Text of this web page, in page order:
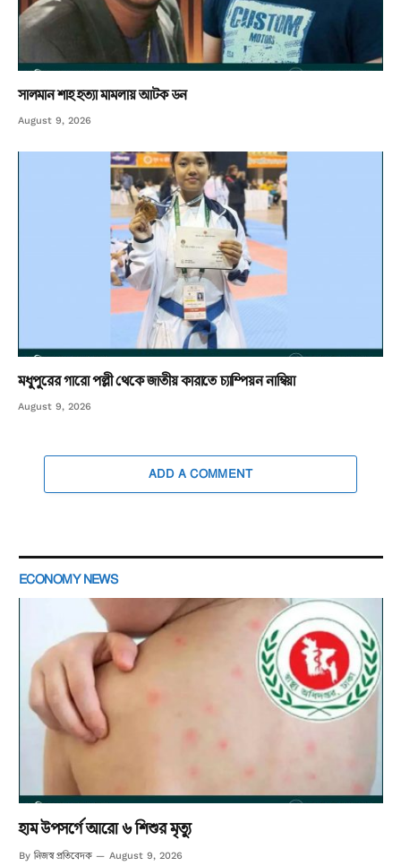
সালমান শাহ হত্যা মামলায় আটক ডন
August 9, 2026
মধুপুরের গারো পল্লী থেকে জাতীয় কারাতে চ্যাম্পিয়ন নাম্বিয়া
August 9, 2026
ADD A COMMENT
ECONOMY NEWS
হাম উপসর্গে আরো ৬ শিশুর মৃত্যু
By নিজস্ব প্রতিবেদক August 9, 2026